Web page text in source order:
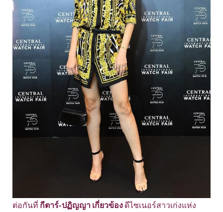
ต่อกันที่ กีตาร์-ปฏิญญา เกี่ยวข้อง ดีไซเนอร์สาวเก่งแห่ง